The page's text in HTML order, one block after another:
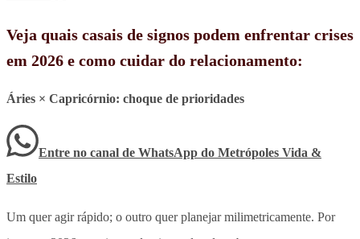
Veja quais casais de signos podem enfrentar crises
em 2026 e como cuidar do relacionamento:
Áries × Capricórnio: choque de prioridades
Entre no canal de WhatsApp do Metrópoles Vida &
Estilo
Um quer agir rápido; o outro quer planejar milimetricamente. Por